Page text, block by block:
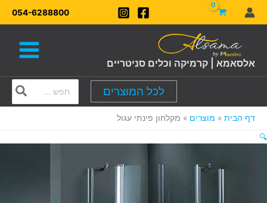
דילוג
לתוכן
054-6288800
אלסאמא | קרמיקה וכלים סניטריים
לכל המוצרים
for:
דף הבית מוצרים
מקלחון פינתי עגול
🔍